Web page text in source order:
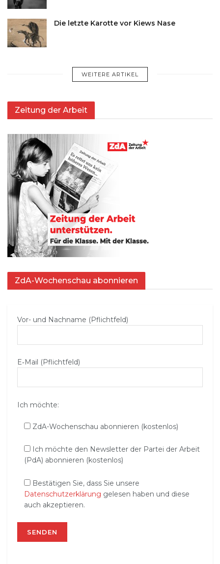
Die letzte Karotte vor Kiews Nase
WEITERE ARTIKEL
Zeitung der Arbeit
ZdA-Wochenschau abonnieren
Vor- und Nachname (Pflichtfeld)
E‑Mail (Pflichtfeld)
Ich möchte:
ZdA-Wochenschau abonnieren (kostenlos)
Ich möchte den Newsletter der Partei der Arbeit
(PdA) abonnieren (kostenlos)
Bestätigen Sie, dass Sie unsere
Datenschutzerklärung gelesen haben und diese
auch akzeptieren.